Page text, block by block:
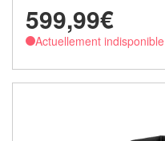
599,99€
Actuellement indisponible